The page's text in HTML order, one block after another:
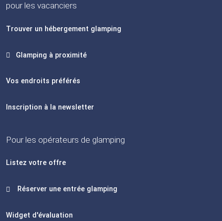
pour les vacanciers
Trouver un hébergement glamping
Glamping à proximité
Vos endroits préférés
Inscription à la newsletter
Pour les opérateurs de glamping
Listez votre offre
Réserver une entrée glamping
Widget d'évaluation